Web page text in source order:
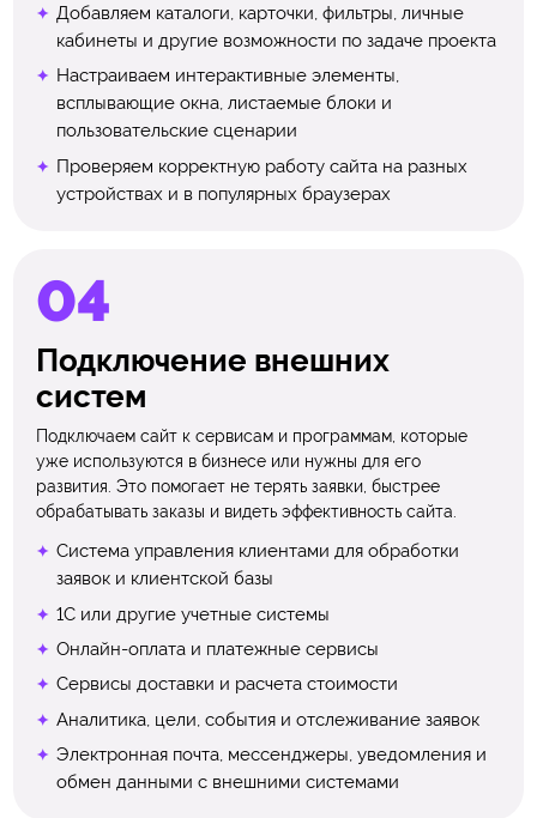
Добавляем каталоги, карточки, фильтры, личные
кабинеты и другие возможности по задаче проекта
Настраиваем интерактивные элементы,
всплывающие окна, листаемые блоки и
пользовательские сценарии
Проверяем корректную работу сайта на разных
устройствах и в популярных браузерах
Подключение внешних
систем
Подключаем сайт к сервисам и программам, которые
уже используются в бизнесе или нужны для его
развития. Это помогает не терять заявки, быстрее
обрабатывать заказы и видеть эффективность сайта.
Система управления клиентами для обработки
заявок и клиентской базы
1С или другие учетные системы
Онлайн-оплата и платежные сервисы
Сервисы доставки и расчета стоимости
Аналитика, цели, события и отслеживание заявок
Электронная почта, мессенджеры, уведомления и
обмен данными с внешними системами